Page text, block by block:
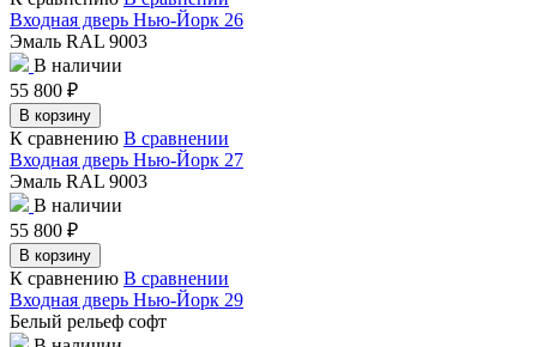
Входная дверь Нью-Йорк 26
Эмаль RAL 9003
В наличии
55 800 ₽
В корзину
К сравнению В сравнении
Входная дверь Нью-Йорк 27
Эмаль RAL 9003
В наличии
55 800 ₽
В корзину
К сравнению В сравнении
Входная дверь Нью-Йорк 29
Белый рельеф софт